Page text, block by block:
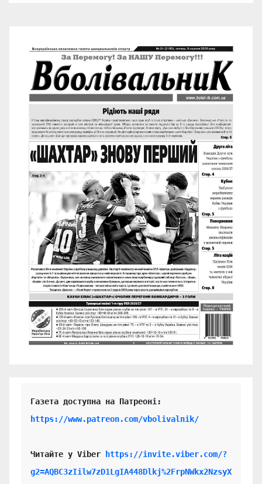
https://www.patreon.com/vbolivalnik/
Читайте у Viber
https://invite.viber.com/?
g2=AQBC3zIilw7zD1LgIA448Dlkj%2FrpNWkx2NzsyX